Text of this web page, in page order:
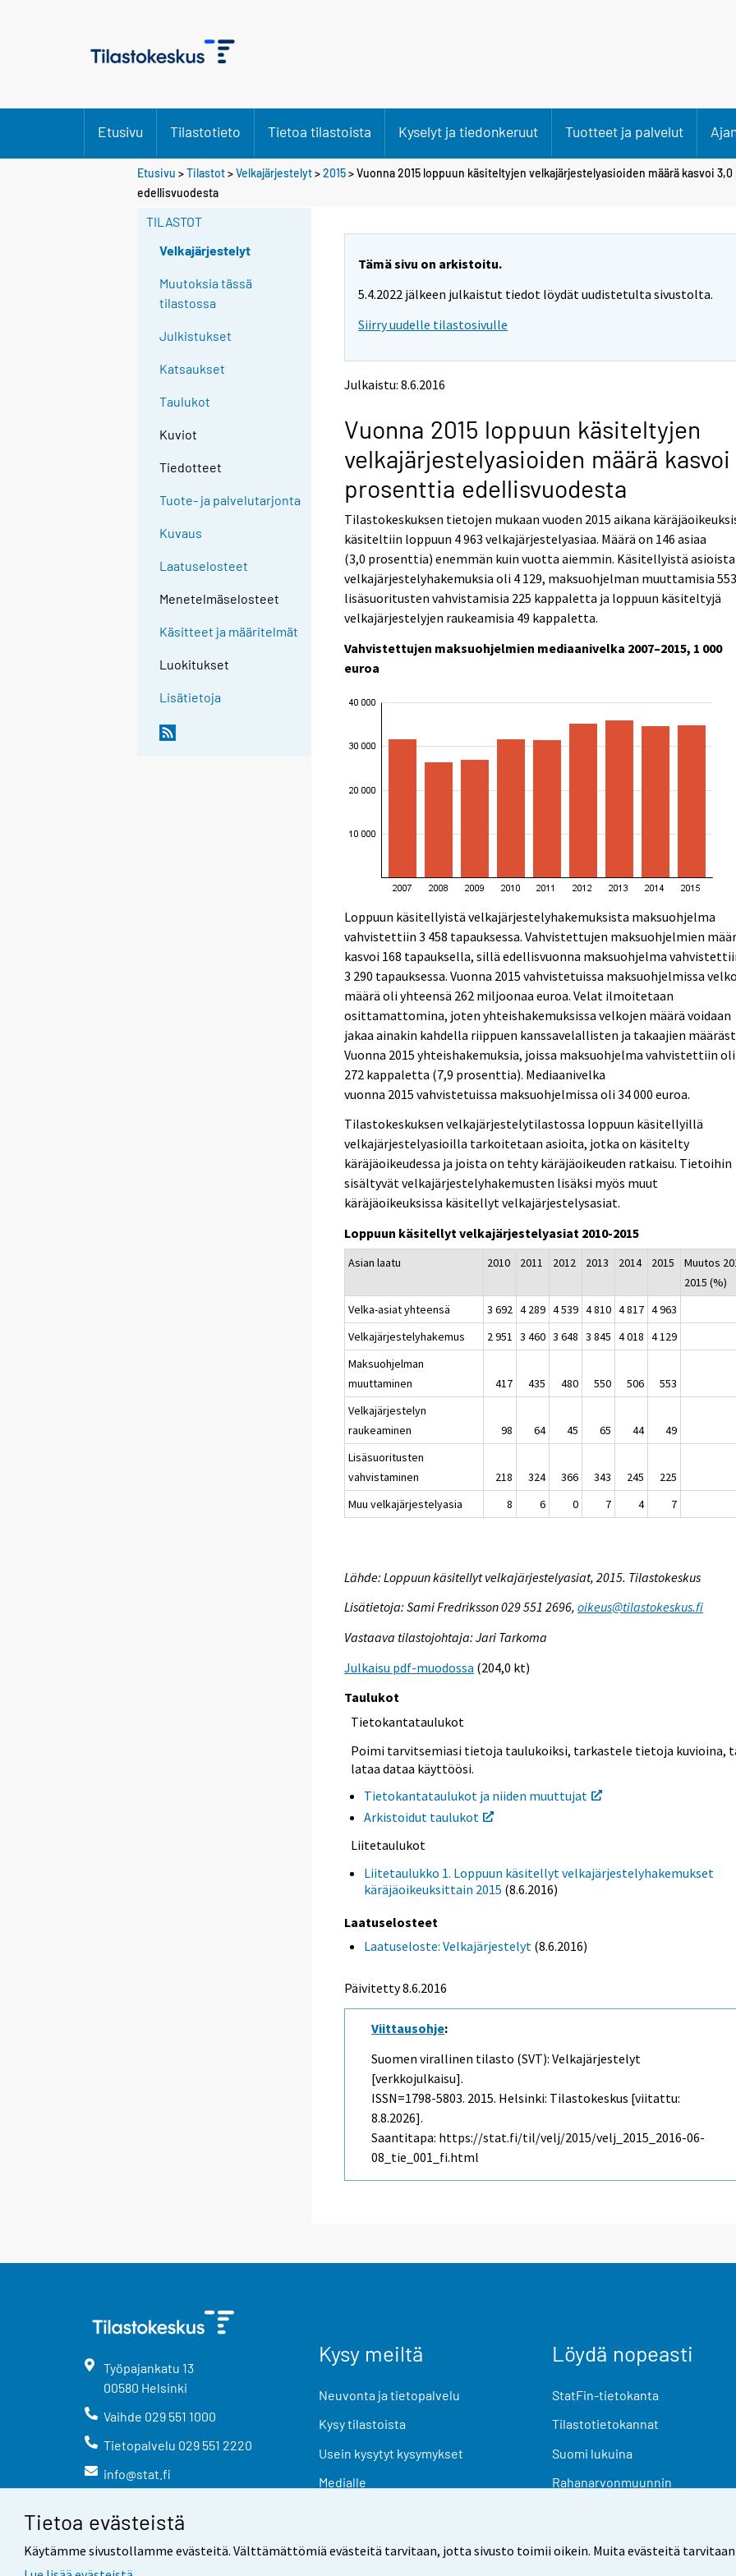
Tietoa evästeistä
Käytämme sivustollamme evästeitä. Välttämättömiä evästeitä tarvitaan, jotta sivusto toimii oikein. Muita evästeitä
Etusivu Tilastotieto Tietoa tilastoista Kyselyt ja tiedonkeruut Tuotteet ja palvelut
Etusivu >Tilastot>Velkajärjestelyt>2015> Vuonna 2015 loppuun käsiteltyjen velkajärjestelyasioiden määrä kasvoi
edellisvuodesta
TILASTOT
Velkajärjestelyt
Muutoksia tässä
tilastossa
Julkistukset
Katsaukset
Taulukot
Kuviot
Tiedotteet
Tuote- ja palvelutarjonta
Kuvaus
Laatuselosteet
Menetelmäselosteet
Käsitteet ja määritelmät
Luokitukset
Lisätietoja
Tämä sivu on arkistoitu.
5.4.2022 jälkeen julkaistut tiedot löydät uudistetulta sivustolta.
Siirry uudelle tilastosivulle
Julkaistu: 8.6.2016
Vuonna 2015 loppuun käsiteltyjen
velkajärjestelyasioiden määrä kasvoi
prosenttia edellisvuodesta
Tilastokeskuksen tietojen mukaan vuoden 2015 aikana
käsiteltiin loppuun 4 963 velkajärjestelyasiaa. Määrä on 146 asiaa
(3,0 prosenttia) enemmän kuin vuotta aiemmin. Käsitellyistä asioista
velkajärjestelyhakemuksia oli 4 129, maksuohjelman muuttamisia
lisäsuoritusten vahvistamisia 225 kappaletta ja loppuun käsiteltyjä
velkajärjestelyjen raukeamisia 49 kappaletta.
Vahvistettujen maksuohjelmien mediaanivelka 2007–2015, 1 000
euroa
Loppuun käsitellyistä velkajärjestelyhakemuksista maksuohjelma
vahvistettiin 3 458 tapauksessa. Vahvistettujen maksuohjelmien
kasvoi 168 tapauksella, sillä edellisvuonna maksuohjelma
3 290 tapauksessa. Vuonna 2015 vahvistetuissa maksuohjelmissa
määrä oli yhteensä 262 miljoonaa euroa. Velat ilmoitetaan
osittamattomina, joten yhteishakemuksissa velkojen määrä voidaan
jakaa ainakin kahdella riippuen kanssavelallisten ja takaajien
Vuonna 2015 yhteishakemuksia, joissa maksuohjelma vahvistettiin oli
272 kappaletta (7,9 prosenttia). Mediaanivelka
vuonna 2015 vahvistetuissa maksuohjelmissa oli 34 000 euroa.
Tilastokeskuksen velkajärjestelytilastossa loppuun käsitellyillä
velkajärjestelyasioilla tarkoitetaan asioita, jotka on käsitelty
käräjäoikeudessa ja joista on tehty käräjäoikeuden ratkaisu. Tietoihin
sisältyvät velkajärjestelyhakemusten lisäksi myös muut
käräjäoikeuksissa käsitellyt velkajärjestelysasiat.
Loppuun käsitellyt velkajärjestelyasiat 2010-2015
Asian laatu 2010 2011 2012 2013 2014 2015
Muutos
2015 (%)
Velka-asiat yhteensä
3 692 4 289 4 539 4 810 4 817 4 963
Velkajärjestelyhakemus
2 951 3 460 3 648 3 845 4 018 4 129
Maksuohjelman
muuttaminen
417 435 480 550 506 553
Velkajärjestelyn
raukeaminen
98 64 45 65 44 49
Lisäsuoritusten
vahvistaminen
218 324 366 343 245 225
Muu velkajärjestelyasia
8 6 0 7 4 7
Lähde: Loppuun käsitellyt velkajärjestelyasiat, 2015. Tilastokeskus
Lisätietoja: Sami Fredriksson 029 551 2696,oikeus@tilastokeskus.fi
Vastaava tilastojohtaja: Jari Tarkoma
Julkaisu pdf-muodossa (204,0 kt)
Taulukot
Tietokantataulukot
Poimi tarvitsemiasi tietoja taulukoiksi, tarkastele tietoja kuvioina,
lataa dataa käyttöösi.
Tietokantataulukot ja niiden muuttujat
Y
Arkistoidut taulukot
Y
Liitetaulukot
Liitetaulukko 1. Loppuun käsitellyt velkajärjestelyhakemukset
käräjäoikeuksittain 2015 (8.6.2016)
Laatuselosteet
Laatuseloste: Velkajärjestelyt (8.6.2016)
Päivitetty 8.6.2016
Viittausohje:
Suomen virallinen tilasto (SVT): Velkajärjestelyt
[verkkojulkaisu].
ISSN=1798-5803. 2015. Helsinki: Tilastokeskus [viitattu:
8.8.2026].
Saantitapa: https://stat.fi/til/velj/2015/velj_2015_2016-06-
08_tie_001_fi.html
Työpajankatu 13
00580 Helsinki
Vaihde 029 551 1000
Tietopalvelu 029 551 2220
info@stat.fi
Kysy meiltä
Neuvonta ja tietopalvelu
Kysy tilastoista
Usein kysytyt kysymykset
Medialle
Löydä nopeasti
StatFin-tietokanta
Tilastotietokannat
Suomi lukuina
Rahanarvonmuunnin